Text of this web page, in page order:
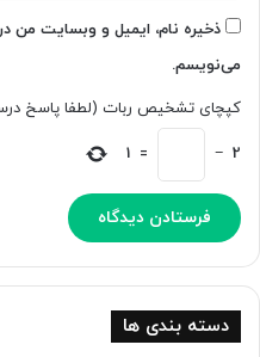
ر
ن
t
P
ک
و
ق
ب
ذخیره نام، ایمیل و وبسایت من
می‌نویسم.
کپچای تشخیص ربات (لطفا پاسخ
2
−
=
1
دسته بندی ها